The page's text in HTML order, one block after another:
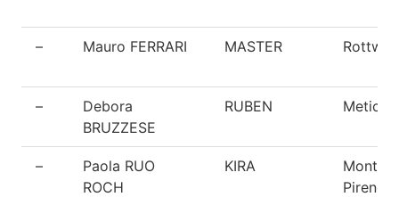
– Mauro FERRARI MASTER
–
Debora
BRUZZESE
RUBEN
–
Paola RUO
ROCH
KIRA
Pirenei